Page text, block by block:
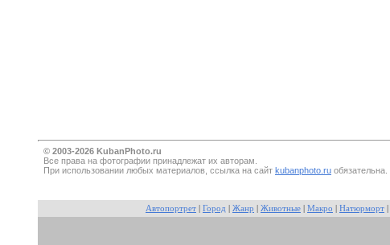
© 2003-2026 KubanPhoto.ru
Все прaва на фотографии принадлежат их авторам.
При использовании любых материалов, ссылка на сайт kubanphoto.ru обязательна.
Автопортрет Город Жанр Животные Макро Натюрморт